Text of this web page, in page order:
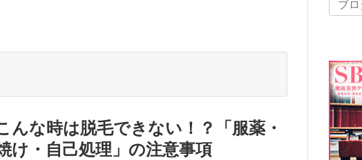
んな時は脱毛できない！？「服薬・
け・自己処理」の注意事項